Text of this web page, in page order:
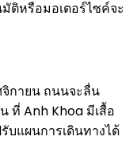
ติหรือมอเตอร์ไซค์จะ
กายน ถนนจะลื่น
ที่ Anh Khoa มีเสื้อ
บแผนการเดินทางได้